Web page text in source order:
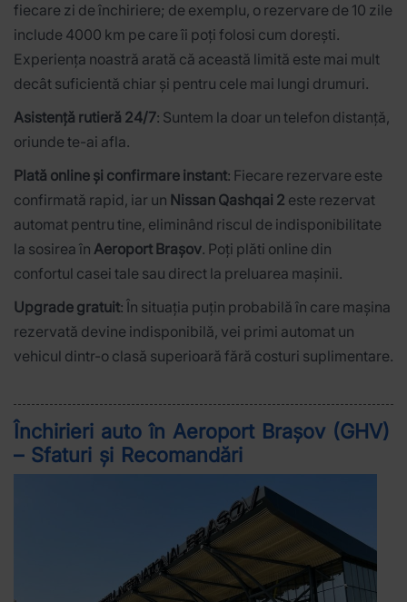
fiecare zi de închiriere; de exemplu, o rezervare de 10 zile
include 4000 km pe care îi poți folosi cum dorești.
Experiența noastră arată că această limită este mai mult
decât suficientă chiar și pentru cele mai lungi drumuri.
Asistență rutieră 24/7: Suntem la doar un telefon distanță,
oriunde te-ai afla.
Plată online și confirmare instant: Fiecare rezervare este
confirmată rapid, iar un Nissan Qashqai 2 este rezervat
automat pentru tine, eliminând riscul de indisponibilitate
la sosirea în Aeroport Brașov. Poți plăti online din
confortul casei tale sau direct la preluarea mașinii.
Upgrade gratuit: În situația puțin probabilă în care mașina
rezervată devine indisponibilă, vei primi automat un
vehicul dintr-o clasă superioară fără costuri suplimentare.
Închirieri auto în Aeroport Brașov (GHV)
– Sfaturi și Recomandări